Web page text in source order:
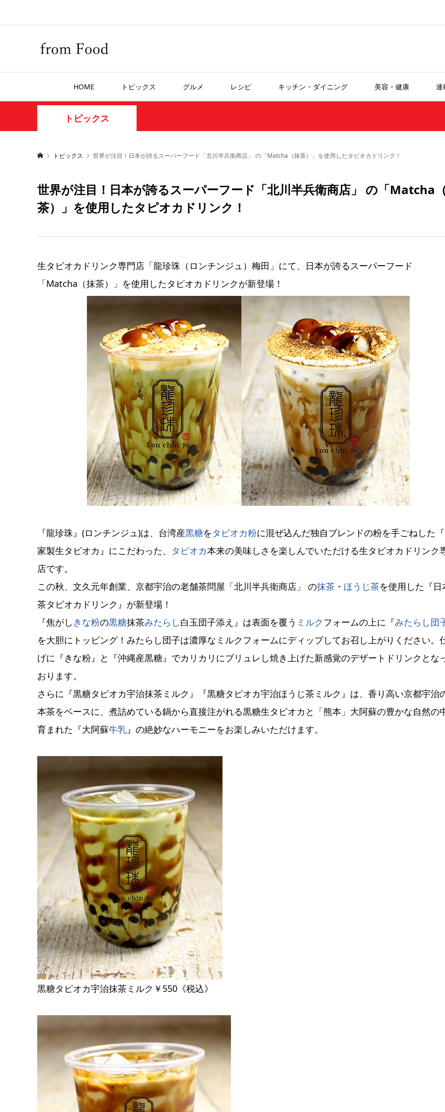
HOME トピックス グルメ レシピ キッチン・ダイニング 美容・健康 連
トピックス
トピックス 世界が注目！日本が誇るスーパーフード「北川半兵衛商店」 の「Matcha（抹茶）」を使用したタピオカドリンク！
世界が注目！日本が誇るスーパーフード「北川半兵衛商店」 の「Matcha
茶）」を使用したタピオカドリンク！
生タピオカドリンク専門店「龍珍珠（ロンチンジュ）梅田」にて、日本が誇るスーパーフード
「Matcha（抹茶）」を使用したタピオカドリンクが新登場！
『龍珍珠』(ロンチンジュ)は、台湾産黒糖をタピオカ粉に混ぜ込んだ独自ブレンドの粉を手ごねした
家製生タピオカ』にこだわった、 タピオカ本来の美味しさを楽しんでいただける生タピオカドリンク
店です。
この秋、文久元年創業、京都宇治の老舗茶問屋「北川半兵衛商店」 の抹茶・ ほうじ茶を使用した『日
茶タピオカドリンク』が新登場！
『焦がし きな粉の黒糖抹茶みたらし白玉団子添え』は表面を覆う ミルク フォームの上に『みたらし団
を大胆にトッピング！みたらし団子は濃厚なミルクフォームにディップしてお召し上がりください。
げに『きな粉』と『沖縄産黒糖』でカリカリにブリュレし焼き上げた新感覚のデザートドリンクとな
おります。
さらに『黒糖タピオカ宇治抹茶ミルク』『黒糖タピオカ宇治ほうじ茶ミルク』は、香り高い京都宇治
本茶をベースに、煮詰めている鍋から直接注がれる黒糖生タピオカと「熊本」大阿蘇の豊かな自然の
育まれた『大阿蘇牛乳』の絶妙なハーモニーをお楽しみいただけます。
黒糖タピオカ宇治抹茶ミルク￥550《税込》